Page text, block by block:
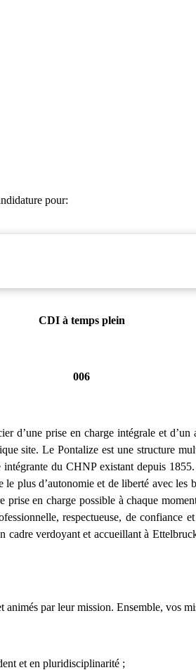
pour:
CDI à temps plein
006
d’une prise en charge intégrale et
site. Le Pontalize est une structure
intégrante du CHNP existant depuis
le plus d’autonomie et de liberté avec
prise en charge possible à chaque
respectueuse, de confiance
cadre verdoyant et accueillant à
par leur mission. Ensemble, vos
et en pluridisciplinarité ;